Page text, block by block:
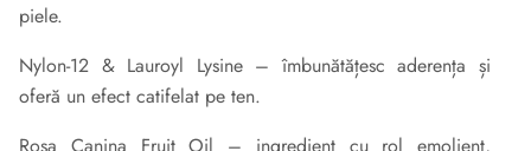
piele.
Nylon-12 & Lauroyl Lysine – îmbunătățesc aderența și
oferă un efect catifelat pe ten.